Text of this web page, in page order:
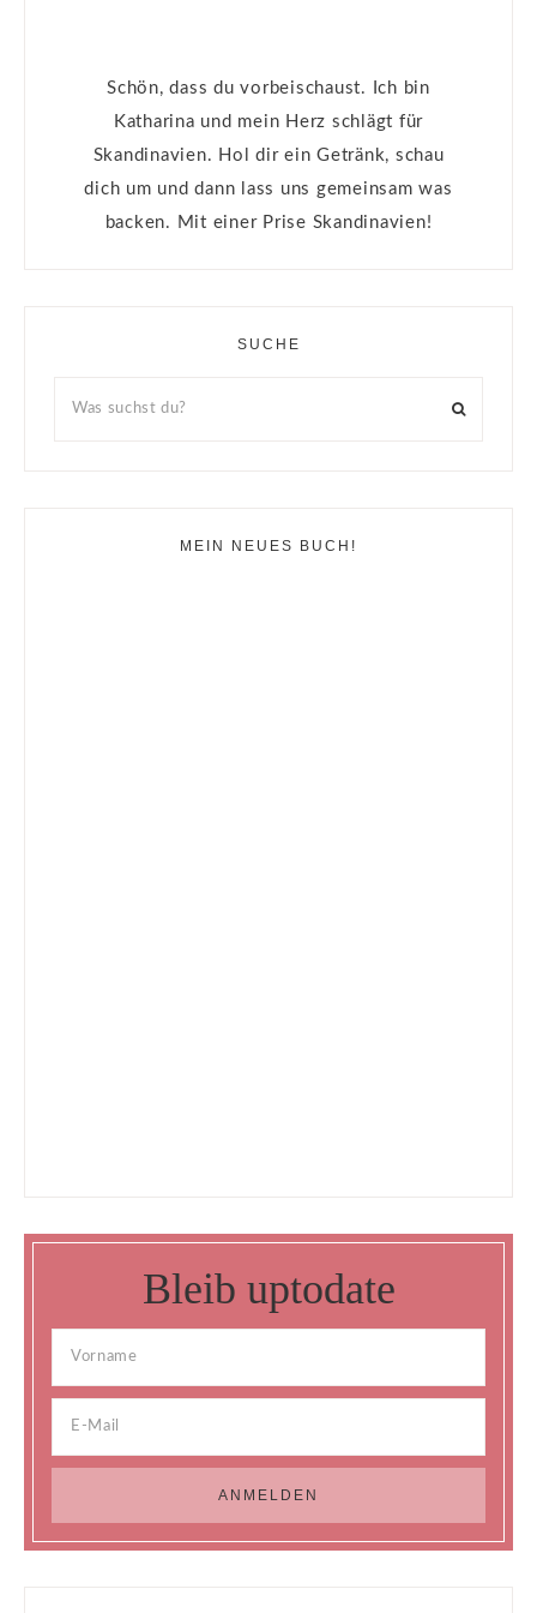
Schön, dass du vorbeischaust. Ich bin
Katharina und mein Herz schlägt für
Skandinavien. Hol dir ein Getränk, schau
dich um und dann lass uns gemeinsam was
backen. Mit einer Prise Skandinavien!
SUCHE
MEIN NEUES BUCH!
Bleib uptodate